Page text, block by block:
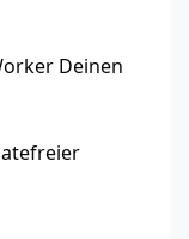
Deinen